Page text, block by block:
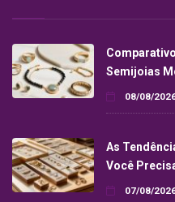
Semijoias
08/08/
As
Você
07/08/